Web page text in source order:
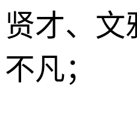
贤才、文
不凡；